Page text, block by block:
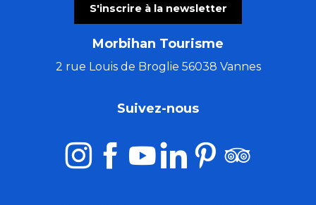
S'inscrire à la newsletter
Morbihan Tourisme
2 rue Louis de Broglie 56038 Vannes
Suivez-nous